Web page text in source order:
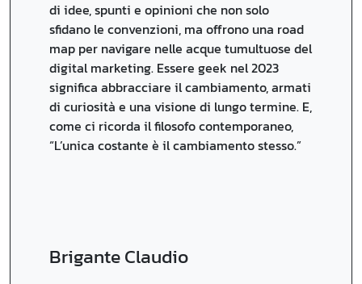
di idee, spunti e opinioni che non solo
sfidano le convenzioni, ma offrono una road
map per navigare nelle acque tumultuose del
digital marketing. Essere geek nel 2023
significa abbracciare il cambiamento, armati
di curiosità e una visione di lungo termine. E,
come ci ricorda il filosofo contemporaneo,
“L’unica costante è il cambiamento stesso.”
Brigante Claudio